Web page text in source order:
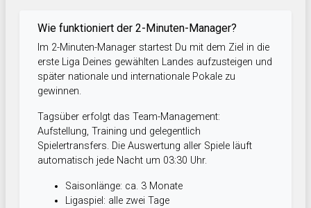
Wie funktioniert der 2-Minuten-Manager?
Im 2-Minuten-Manager startest Du mit dem Ziel in die
erste Liga Deines gewählten Landes aufzusteigen und
später nationale und internationale Pokale zu
gewinnen.
Tagsüber erfolgt das Team-Management:
Aufstellung, Training und gelegentlich
Spielertransfers. Die Auswertung aller Spiele läuft
automatisch jede Nacht um 03:30 Uhr.
Saisonlänge: ca. 3 Monate
Ligaspiel: alle zwei Tage